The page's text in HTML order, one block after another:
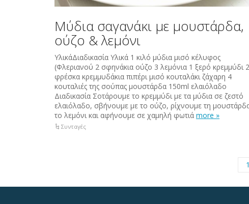
Μύδια σαγανάκι με μουστάρδα,
ούζο & λεμόνι
ΥλικάΔιαδικασία Υλικά 1 κιλό μύδια μισό κέλυφος
(Φλεριανού 2 σφηνάκια ούζο 3 λεμόνια 1 ξερό κρεμμύδι 2
φρέσκα κρεμμυδάκια πιπέρι μισό κουταλάκι ζάχαρη 4
κουταλιές της σούπας μουστάρδα 150ml ελαιόλαδο
Διαδικασία Σοτάρουμε το κρεμμύδι με τα μύδια σε ζεστό
ελαιόλαδο, σβήνουμε με το ούζο, ρίχνουμε τη
το λεμόνι και αφήνουμε σε χαμηλή φωτιά more »
Συνταγές
1